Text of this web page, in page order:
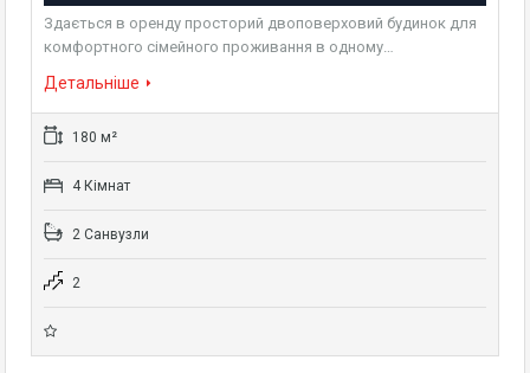
Здається в оренду просторий двоповерховий будинок для
комфортного сімейного проживання в одному…
Детальніше
180 м²
4 Кімнат
2 Санвузли
2